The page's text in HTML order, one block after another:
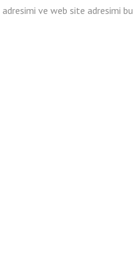
ve web site adresimi bu